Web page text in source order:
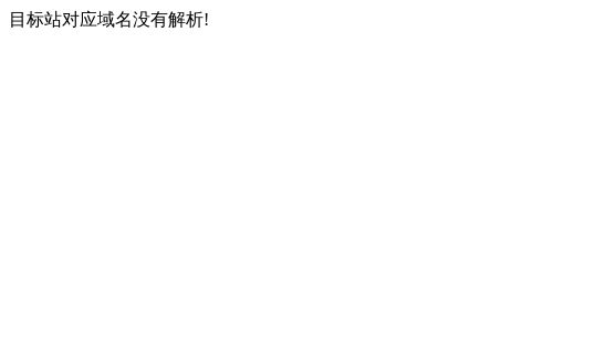
目标站对应域名没有解析!